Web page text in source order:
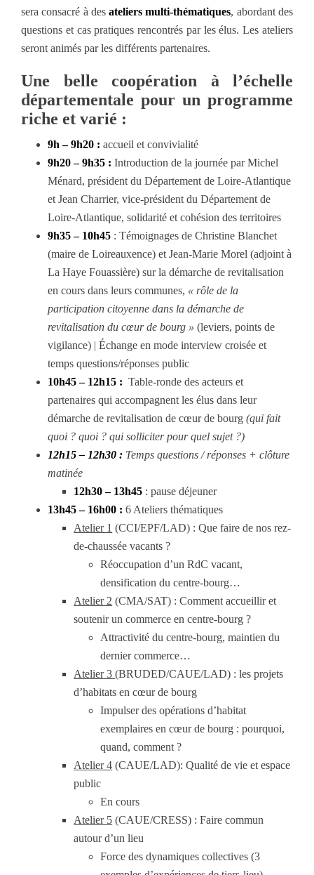
sera consacré à desateliers multi-thématiques, abordant des
questions et cas pratiques rencontrés par les élus. Les ateliers
seront animés par les différents partenaires.
Une belle coopération à l’échelle
départementale pour un programme
riche et varié :
9h – 9h20 : accueil et convivialité
9h20 – 9h35 : Introduction de la journée par Michel
Ménard, président du Département de Loire-Atlantique
et Jean Charrier, vice-président du Département de
Loire-Atlantique, solidarité et cohésion des territoires
9h35 – 10h45: Témoignages de Christine Blanchet
(maire de Loireauxence) et Jean-Marie Morel (adjoint à
La Haye Fouassière) sur la démarche de revitalisation
en cours dans leurs communes, « rôle de la
participation citoyenne dans la démarche de
revitalisation du cœur de bourg » (leviers, points de
vigilance) | Échange en mode interview croisée et
temps questions/réponses public
10h45 – 12h15 : Table-ronde des acteurs et
partenaires qui accompagnent les élus dans leur
démarche de revitalisation de cœur de bourg (qui fait
quoi ? quoi ? qui solliciter pour quel sujet ?)
12h15 – 12h30 :Temps questions / réponses + clôture
matinée
12h30 – 13h45 : pause déjeuner
13h45 – 16h00 : 6 Ateliers thématiques
Atelier 1 (CCI/EPF/LAD) : Que faire de nos rez-
de-chaussée vacants ?
Réoccupation d’un RdC vacant,
densification du centre-bourg…
Atelier 2 (CMA/SAT) : Comment accueillir et
soutenir un commerce en centre-bourg ?
Attractivité du centre-bourg, maintien du
dernier commerce…
Atelier 3(BRUDED/CAUE/LAD) : les projets
d’habitats en cœur de bourg
Impulser des opérations d’habitat
exemplaires en cœur de bourg : pourquoi,
quand, comment ?
Atelier 4 (CAUE/LAD): Qualité de vie et espace
public
En cours
Atelier 5 (CAUE/CRESS) : Faire commun
autour d’un lieu
Force des dynamiques collectives (3